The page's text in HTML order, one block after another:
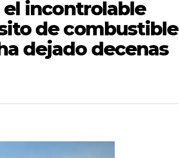
el incontrolable
de combustible
dejado decenas